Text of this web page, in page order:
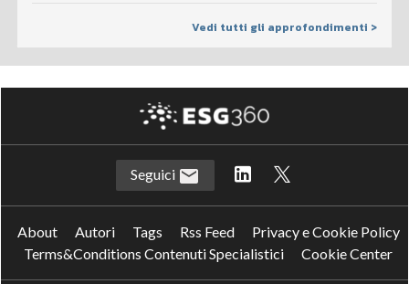
Vedi tutti gli approfondimenti >
Seguici
About Autori Tags Rss Feed
Privacy e Cookie Policy
Terms&Conditions Contenuti Specialistici
Cookie Center